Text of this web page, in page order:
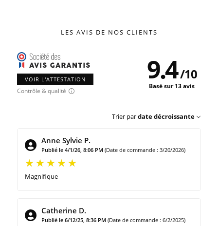
LES AVIS DE NOS CLIENTS
VOIR L'ATTESTATION
Contrôle & qualité
9.4/10
Basé sur 13 avis
Trier pardate décroissante
Anne Sylvie P.
Publié le 4/1/26, 8:06 PM (Date de commande : 3/20/2026)
Magnifique
Catherine D.
Publié le 6/12/25, 8:36 PM (Date de commande : 6/2/2025)